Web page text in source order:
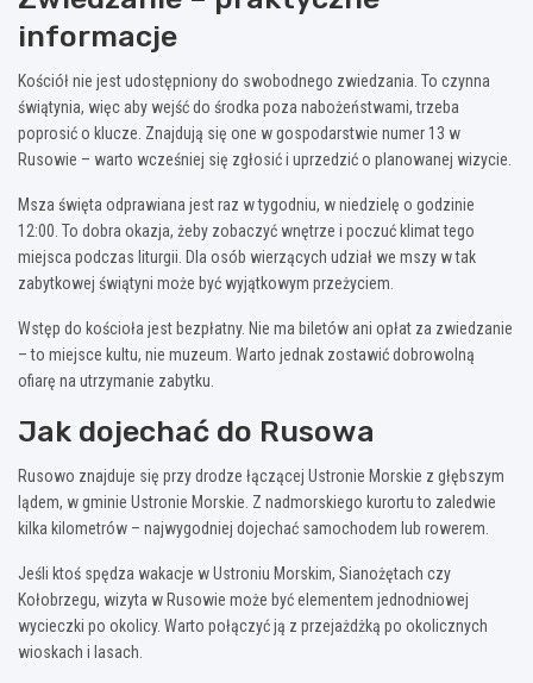
informacje
Kościół nie jest udostępniony do swobodnego zwiedzania. To czynna
świątynia, więc aby wejść do środka poza nabożeństwami, trzeba
poprosić o klucze. Znajdują się one w gospodarstwie numer 13 w
Rusowie – warto wcześniej się zgłosić i uprzedzić o planowanej wizycie.
Msza święta odprawiana jest raz w tygodniu, w niedzielę o godzinie
12:00. To dobra okazja, żeby zobaczyć wnętrze i poczuć klimat tego
miejsca podczas liturgii. Dla osób wierzących udział we mszy w tak
zabytkowej świątyni może być wyjątkowym przeżyciem.
Wstęp do kościoła jest bezpłatny. Nie ma biletów ani opłat za zwiedzanie
– to miejsce kultu, nie muzeum. Warto jednak zostawić dobrowolną
ofiarę na utrzymanie zabytku.
Jak dojechać do Rusowa
Rusowo znajduje się przy drodze łączącej Ustronie Morskie z głębszym
lądem, w gminie Ustronie Morskie. Z nadmorskiego kurortu to zaledwie
kilka kilometrów – najwygodniej dojechać samochodem lub rowerem.
Jeśli ktoś spędza wakacje w Ustroniu Morskim, Sianożętach czy
Kołobrzegu, wizyta w Rusowie może być elementem jednodniowej
wycieczki po okolicy. Warto połączyć ją z przejażdżką po okolicznych
wioskach i lasach.